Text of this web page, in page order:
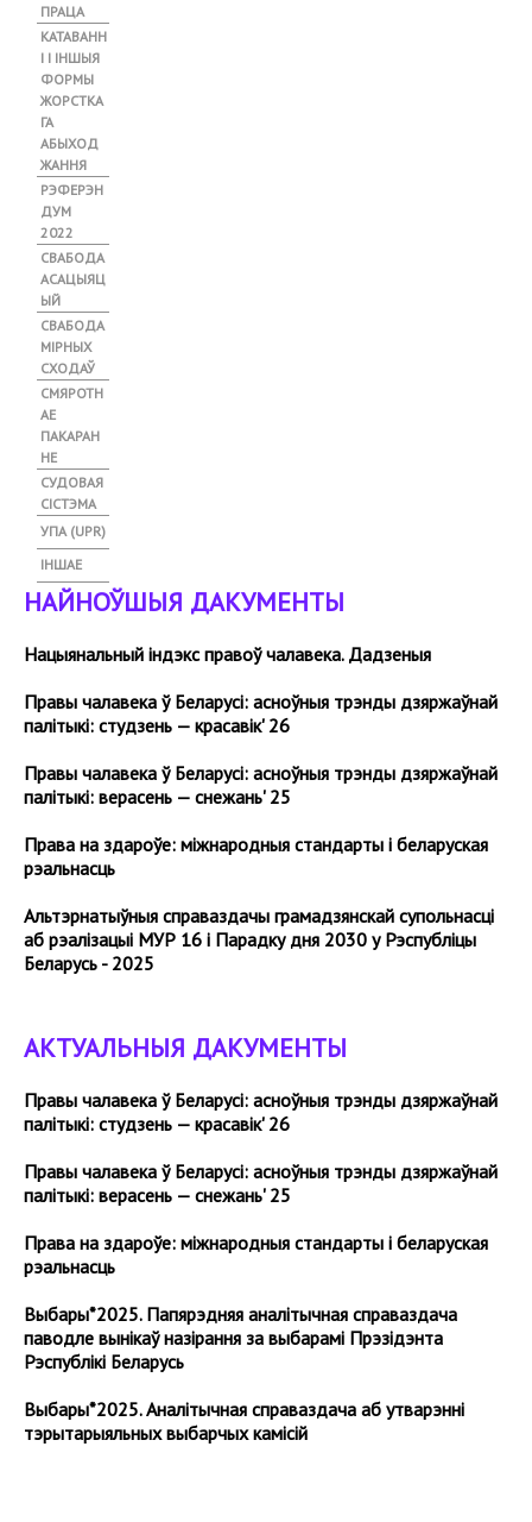
ПРАЦА
КАТАВАНН
І І ІНШЫЯ
ФОРМЫ
ЖОРСТКА
ГА
АБЫХОД
ЖАННЯ
РЭФЕРЭН
ДУМ
2022
СВАБОДА
АСАЦЫЯЦ
ЫЙ
СВАБОДА
МІРНЫХ
СХОДАЎ
СМЯРОТН
АЕ
ПАКАРАН
НЕ
СУДОВАЯ
СІСТЭМА
УПА (UPR)
ІНШАЕ
НАЙНОЎШЫЯ ДАКУМЕНТЫ
Нацыянальный індэкс правоў чалавека. Дадзеныя
Правы чалавека ў Беларусі: асноўныя трэнды дзяржаўнай
палітыкі: студзень — красавік' 26
Правы чалавека ў Беларусі: асноўныя трэнды дзяржаўнай
палітыкі: верасень — снежань' 25
Права на здароўе: міжнародныя стандарты і беларуская
рэальнасць
Альтэрнатыўныя справаздачы грамадзянскай супольнасці
аб рэалізацыі МУР 16 і Парадку дня 2030 у Рэспубліцы
Беларусь - 2025
АКТУАЛЬНЫЯ ДАКУМЕНТЫ
Правы чалавека ў Беларусі: асноўныя трэнды дзяржаўнай
палітыкі: студзень — красавік' 26
Правы чалавека ў Беларусі: асноўныя трэнды дзяржаўнай
палітыкі: верасень — снежань' 25
Права на здароўе: міжнародныя стандарты і беларуская
рэальнасць
Выбары*2025. Папярэдняя аналітычная справаздача
паводле вынікаў назірання за выбарамі Прэзідэнта
Рэспублікі Беларусь
Выбары*2025. Аналітычная cправаздача аб утварэнні
тэрытарыяльных выбарчых камісій